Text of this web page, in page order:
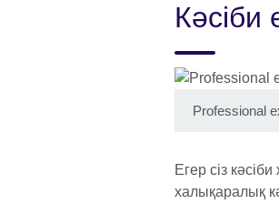
Кәсіби
Professional
Егер сіз
халықаралық